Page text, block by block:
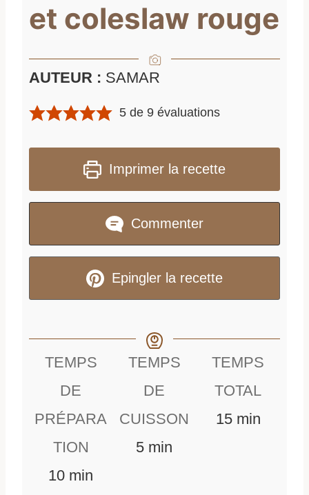
et coleslaw rouge
AUTEUR : SAMAR
5 de9 évaluations
Imprimer la recette
Commenter
Epingler la recette
TEMPS
DE
PRÉPARA
TION
10mmin
TEMPS
DE
CUISSON
5mmin
TEMPS
TOTAL
15mmin